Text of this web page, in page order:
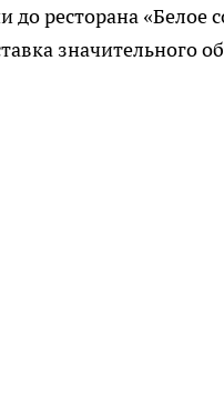
до ресторана
значительного